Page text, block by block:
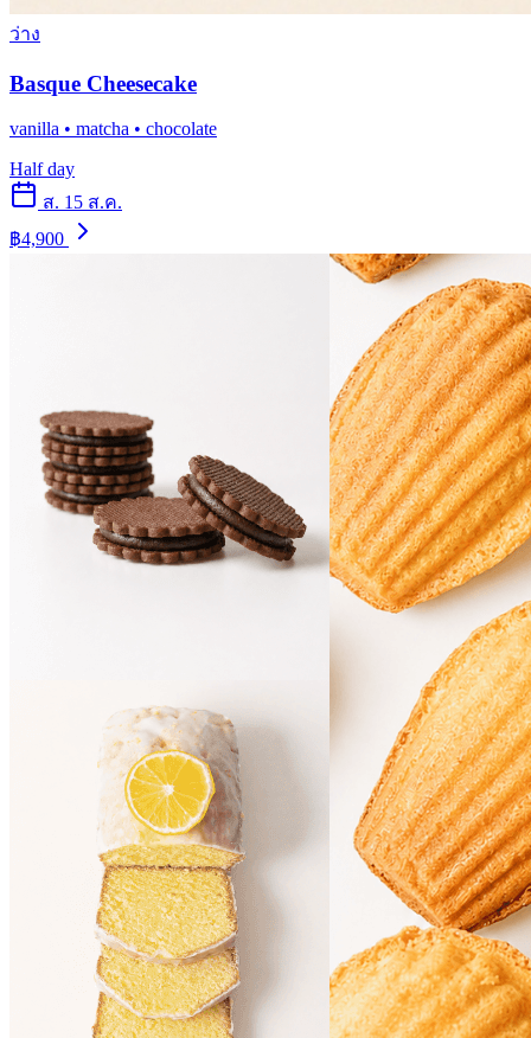
ว่าง
Basque Cheesecake
vanilla • matcha • chocolate
Half day
ส. 15 ส.ค.
฿4,900